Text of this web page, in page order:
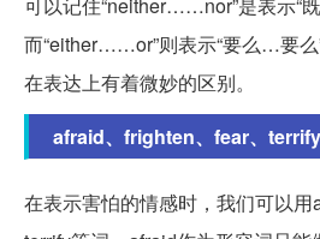
而“either……or”则表示“要么…要么
在表达上有着微妙的区别。
afraid、frighten、fear、
在表示害怕的情感时，我们可以